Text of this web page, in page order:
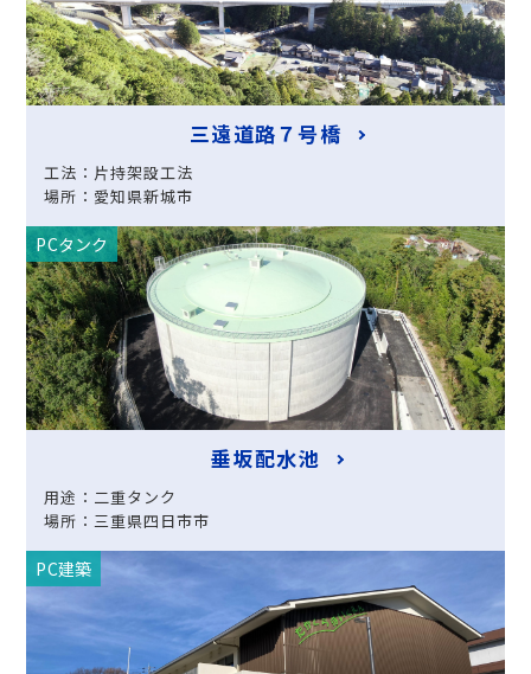
三遠道路７号橋
工法：片持架設工法
場所：愛知県新城市
PCタンク
垂坂配水池
用途：二重タンク
場所：三重県四日市市
PC建築